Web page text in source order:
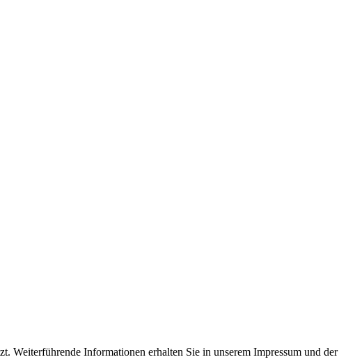
Weiterführende Informationen erhalten Sie in unserem Impressum und der